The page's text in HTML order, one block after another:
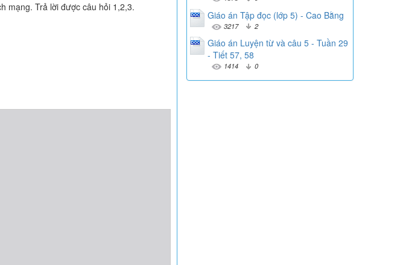
mạng. Trả lời được câu hỏi 1,2,3.
Giáo án Tập đọc (lớp 5) - Cao Bằng
3217 2
Giáo án Luyện từ và câu 5 - Tuần 29
- Tiết 57, 58
1414 0